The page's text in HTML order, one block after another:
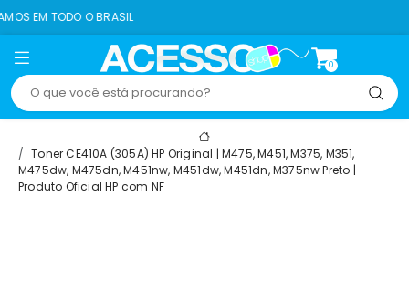
O BRASIL
0
Toner CE410A (305A) HP Original | M475, M451, M375, M351,
M475dw, M475dn, M451nw, M451dw, M451dn, M375nw Preto |
Produto Oficial HP com NF